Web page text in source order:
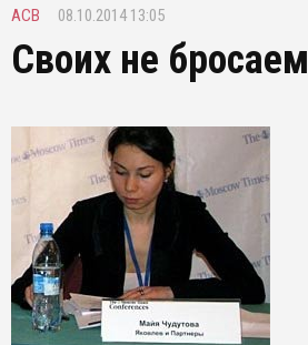
АСВ 08.10.2014 13:05
Своих не бросаем